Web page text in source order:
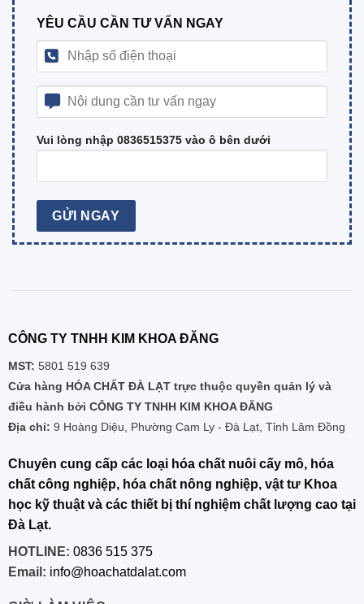
YÊU CẦU CẦN TƯ VẤN NGAY
Vui lòng nhập 0836515375 vào ô bên dưới
CÔNG TY TNHH KIM KHOA ĐĂNG
MST: 5801 519 639
Cửa hàng HÓA CHẤT ĐÀ LẠT trực thuộc quyền quản lý và
điều hành bởi CÔNG TY TNHH KIM KHOA ĐĂNG
Địa chỉ: 9 Hoàng Diệu, Phường Cam Ly - Đà Lạt, Tỉnh Lâm Đồng
Chuyên cung cấp các loại hóa chất nuôi cấy mô, hóa
chất công nghiệp, hóa chất nông nghiệp, vật tư Khoa
học kỹ thuật và các thiết bị thí nghiệm chất lượng cao tại
Đà Lạt.
HOTLINE: 0836 515 375
Email: info@hoachatdalat.com